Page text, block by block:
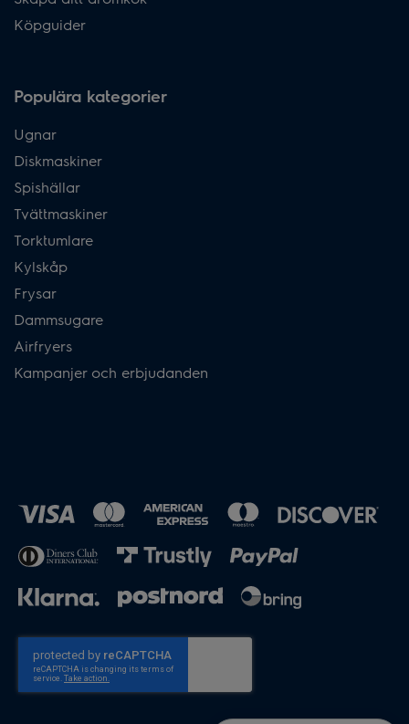
Köpguider
Populära kategorier
Ugnar
Diskmaskiner
Spishällar
Tvättmaskiner
Torktumlare
Kylskåp
Frysar
Dammsugare
Airfryers
Kampanjer och erbjudanden